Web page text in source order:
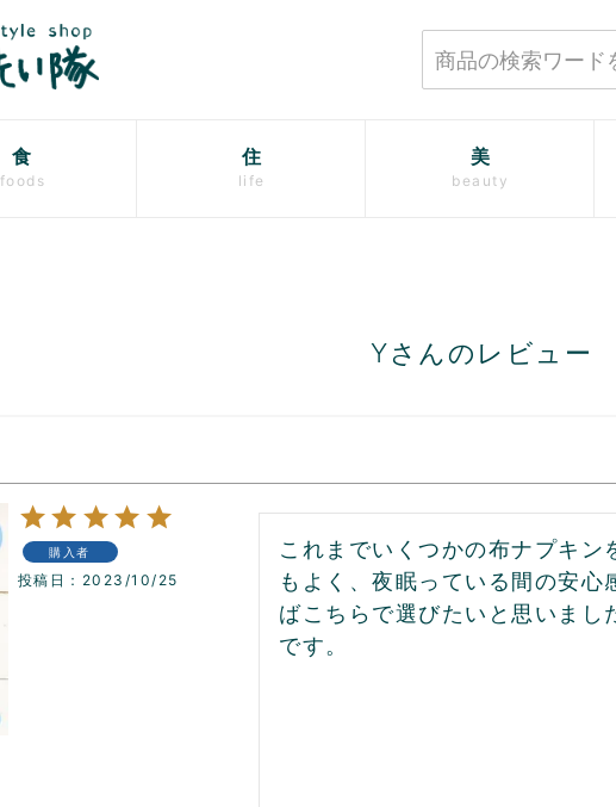
食
foods
住
life
美
beauty
Yさんのレビュー
購入者
投稿日 2023/10/25
これまでいくつかの布ナプキン
もよく、夜眠っている間の安
ばこちらで選びたいと思いまし
です。